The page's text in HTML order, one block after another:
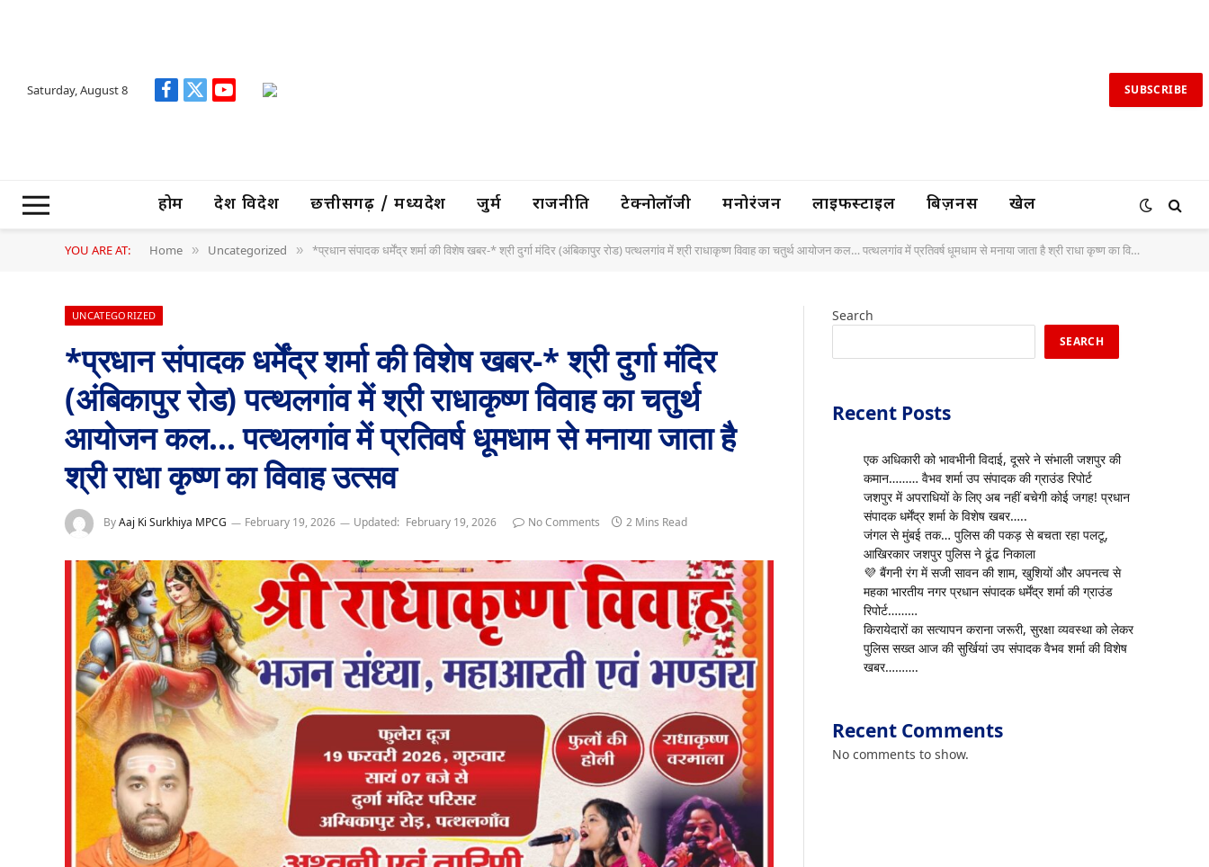
Saturday, August 8 Facebook
X
YouTube SUBSCRIBE
होम देश विदेश छत्तीसगढ़ / मध्यप्रदेश जुर्म राजनीति टेक्नोलॉजी मनोरंजन लाइफस्टाइल बिज़नस खेल
YOU ARE AT: Home » Uncategorized » *प्रधान संपादक धर्मेंद्र शर्मा की विशेष खबर-* श्री दुर्गा मंदिर (अंबिकापुर रोड) पत्थलगांव में श्री राधाकृष्ण विवाह का चतुर्थ आयोजन कल… पत्थलगांव में प्रतिवर्ष धूमधाम से मनाया जाता है श्री राधा कृष्ण का विवाह उत्सव
UNCATEGORIZED
*प्रधान संपादक धर्मेंद्र शर्मा की विशेष खबर-* श्री दुर्गा मंदिर
(अंबिकापुर रोड) पत्थलगांव में श्री राधाकृष्ण विवाह का चतुर्थ
आयोजन कल… पत्थलगांव में प्रतिवर्ष धूमधाम से मनाया जाता है
श्री राधा कृष्ण का विवाह उत्सव
ByAaj Ki Surkhiya MPCG February 19, 2026 Updated: February 19, 2026 No Comments 2 Mins Read
Search
SEARCH
Recent Posts
एक अधिकारी को भावभीनी विदाई, दूसरे ने संभाली जशपुर की
कमान……… वैभव शर्मा उप संपादक की ग्राउंड रिपोर्ट
जशपुर में अपराधियों के लिए अब नहीं बचेगी कोई जगह! प्रधान
संपादक धर्मेंद्र शर्मा के विशेष खबर…..
जंगल से मुंबई तक… पुलिस की पकड़ से बचता रहा पलटू,
आखिरकार जशपुर पुलिस ने ढूंढ निकाला
💜 बैंगनी रंग में सजी सावन की शाम, खुशियों और अपनत्व से
महका भारतीय नगर प्रधान संपादक धर्मेंद्र शर्मा की ग्राउंड
रिपोर्ट………
किरायेदारों का सत्यापन कराना जरूरी, सुरक्षा व्यवस्था को लेकर
पुलिस सख्त आज की सुर्खियां उप संपादक वैभव शर्मा की विशेष
खबर……….
Recent Comments
No comments to show.